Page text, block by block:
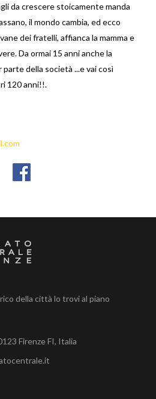
da crescere stoicamente manda
il mondo cambia, ed ecco
dei fratelli, affianca la mamma e
Da ormai 15 anni anche la
della società ...e vai così
120 anni!!.
della città lo trovi al piano
Firenze FI, Italia